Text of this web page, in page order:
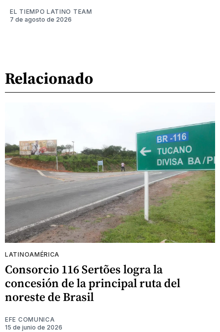
EL TIEMPO LATINO TEAM
7 de agosto de 2026
Relacionado
LATINOAMÉRICA
Consorcio 116 Sertões logra la
concesión de la principal ruta del
noreste de Brasil
EFE COMUNICA
15 de junio de 2026